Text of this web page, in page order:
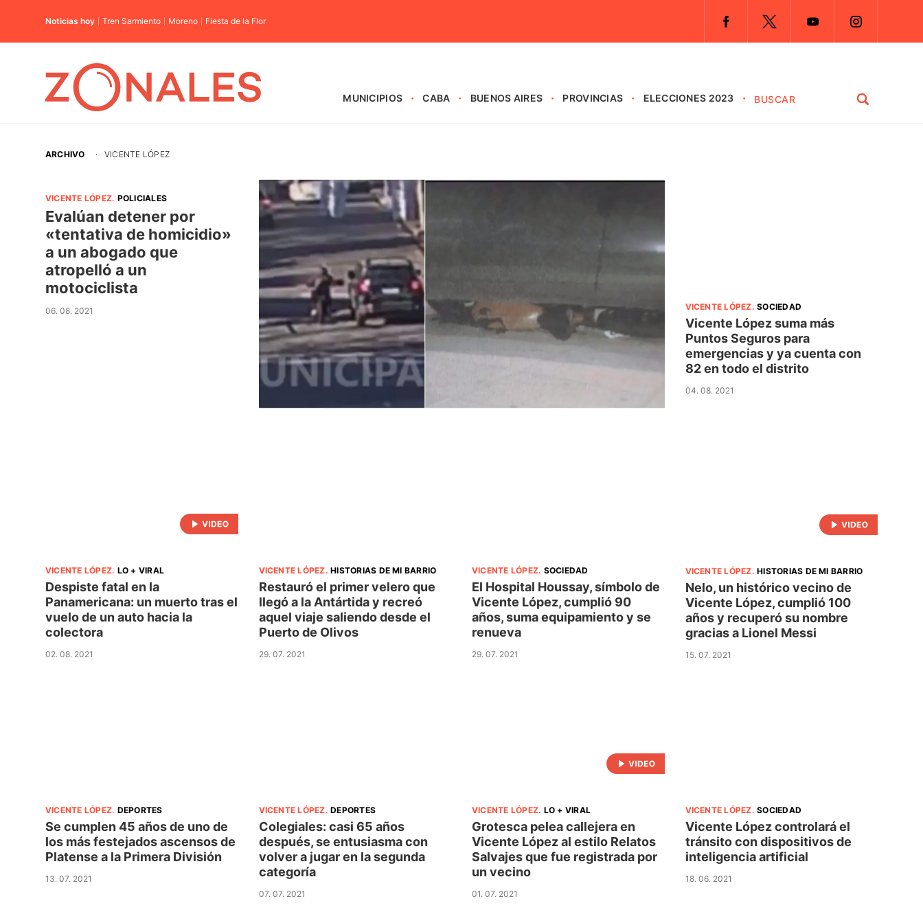
Noticias hoy Tren Sarmiento Moreno Fiesta de la Flor
MUNICIPIOS CABA BUENOS AIRES PROVINCIAS ELECCIONES 2023
ARCHIVO · VICENTE LÓPEZ
VICENTE LÓPEZ. POLICIALES
Evalúan detener por
«tentativa de homicidio»
a un abogado que
atropelló a un
motociclista
06. 08. 2021 VICENTE LÓPEZ.SOCIEDAD
Vicente López suma más
Puntos Seguros para
emergencias y ya cuenta con
82 en todo el distrito
04. 08. 2021
VICENTE LÓPEZ. LO + VIRAL
Despiste fatal en la
Panamericana: un muerto tras el
vuelo de un auto hacia la
colectora
02. 08. 2021
VICENTE LÓPEZ.HISTORIAS DE MI BARRIO
Restauró el primer velero que
llegó a la Antártida y recreó
aquel viaje saliendo desde el
Puerto de Olivos
29. 07. 2021
VICENTE LÓPEZ. SOCIEDAD
El Hospital Houssay, símbolo de
Vicente López, cumplió 90
años, suma equipamiento y se
renueva
29. 07. 2021
VICENTE LÓPEZ.HISTORIAS DE MI BARRIO
Nelo, un histórico vecino de
Vicente López, cumplió 100
años y recuperó su nombre
gracias a Lionel Messi
15. 07. 2021
VICENTE LÓPEZ. DEPORTES
Se cumplen 45 años de uno de
los más festejados ascensos de
Platense a la Primera División
13. 07. 2021
VICENTE LÓPEZ.DEPORTES
Colegiales: casi 65 años
después, se entusiasma con
volver a jugar en la segunda
categoría
07. 07. 2021
VICENTE LÓPEZ. LO + VIRAL
Grotesca pelea callejera en
Vicente López al estilo Relatos
Salvajes que fue registrada por
un vecino
01. 07. 2021
VICENTE LÓPEZ.SOCIEDAD
Vicente López controlará el
tránsito con dispositivos de
inteligencia artificial
18. 06. 2021